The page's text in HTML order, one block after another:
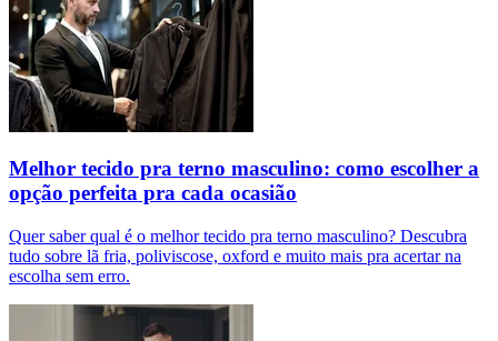
Melhor tecido pra terno masculino: como escolher a
opção perfeita pra cada ocasião
Quer saber qual é o melhor tecido pra terno masculino? Descubra
tudo sobre lã fria, poliviscose, oxford e muito mais pra acertar na
escolha sem erro.